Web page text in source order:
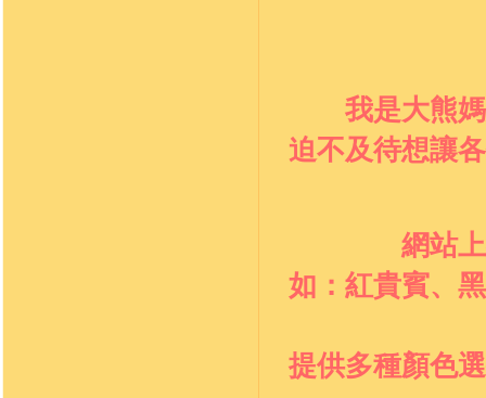
我是大熊
迫不及待想讓
網站
如： 紅貴賓、
提供多種顏色